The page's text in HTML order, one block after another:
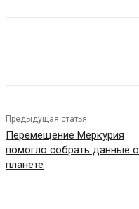
Предыдущая статья
Перемещение Меркурия
помогло собрать данные о
планете